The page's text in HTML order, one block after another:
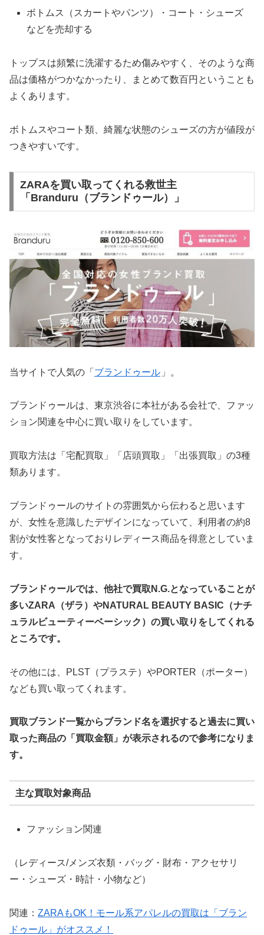
ボトムス（スカートやパンツ）・コート・シューズ
などを売却する
トップスは頻繁に洗濯するため傷みやすく、そのような商
品は価格がつかなかったり、まとめて数百円ということも
よくあります。
ボトムスやコート類、綺麗な状態のシューズの方が値段が
つきやすいです。
ZARAを買い取ってくれる救世主
「Branduru（ブランドゥール）」
当サイトで人気の「 ブランドゥール 」。
ブランドゥールは、東京渋谷に本社がある会社で、ファッ
ション関連を中心に買い取りをしています。
買取方法は「宅配買取」「店頭買取」「出張買取」の3種
類あります。
ブランドゥールのサイトの雰囲気から伝わると思います
が、女性を意識したデザインになっていて、利用者の約8
割が女性客となっておりレディース商品を得意としていま
す。
ブランドゥールでは、他社で買取N.G.となっていることが
多いZARA（ザラ）やNATURAL BEAUTY BASIC（ナチ
ュラルビューティーベーシック）の買い取りをしてくれる
ところです。
その他には、PLST（プラステ）やPORTER（ポーター）
なども買い取ってくれます。
買取ブランド一覧からブランド名を選択すると過去に買い
取った商品の「買取金額」が表示されるので参考になりま
す。
主な買取対象商品
ファッション関連
（レディース/メンズ衣類・バッグ・財布・アクセサリ
ー・シューズ・時計・小物など）
関連： ZARAもOK！モール系アパレルの買取は「ブラン
ドゥール」がオススメ！